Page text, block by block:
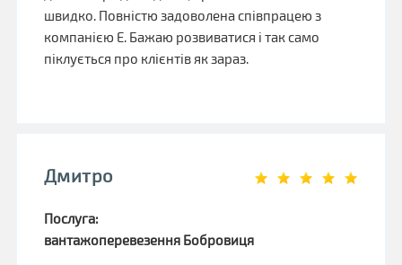
швидко. Повністю задоволена співпрацею з
компанією Е. Бажаю розвиватися і так само
піклується про клієнтів як зараз.
Дмитро
Послуга:
вантажоперевезення Бобровиця